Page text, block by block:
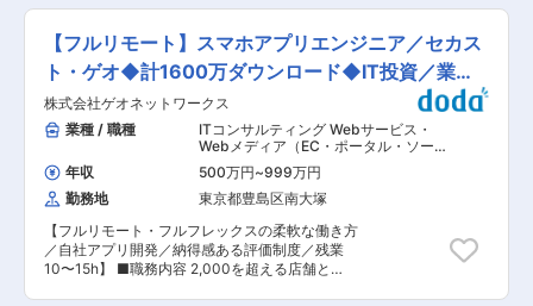
しています。 サムスンと言えば外資系企業のイメ
ージが強いですが、同社社員のほとんどが日本人
で構成されています。その為、社風としても日系
企業に近い雰囲気で長期就業いただくことを前提
しております。
発チームで分かれており開発業務は内製化を実現
しております。要件定義から開発、保守まで一貫
して対応を行いますのでスマホアプリエンジニア
としてのキャリアアップができる環境です。機能
ごとに担当が分かれており、仕様書作成から開発
まで対応いただきます。経験豊富なメンバーが揃
っておりますので、安心して経験を積んでいただ
くことが可能です。 ■目指す姿： ゆくゆくはIT人
材比率を社員比25%まで拡大し、「金融会社がIT
を利用しサービス展開する」状態ではなく「IT企
業が金融サービスを展開する」状態を目標に掲げ
ています。 ■働く環境： ・基本的に残業はしな
い風土が根付いており、月あたり基本は10時間以
下です。 ・私服やネイル、副業OK。 ・基本は週
一出社で、テレワークがメイン。オフィスは
2022年8月から開発チームのみ独自で構えてお
【フルリモート】スマホアプリエンジニア／セカス
ト・ゲオ◆計1600万ダウンロード◆IT投資／業績
◎
株式会社ゲオネットワークス
業種 / 職種
ITコンサルティング Webサービス・
Webメディア（EC・ポータル・ソーシ
ャル）, Webサービス系エンジニア
（フロントエンド・サーバーサイド・
フルスタック） スマホアプリ・ネイテ
年収 500万円~999万円
勤務地
東京都豊島区南大塚
【フルリモート・フルフレックスの柔軟な働き方
／自社アプリ開発／納得感ある評価制度／残業
10〜15h】 ■職務内容 2,000を超える店舗と